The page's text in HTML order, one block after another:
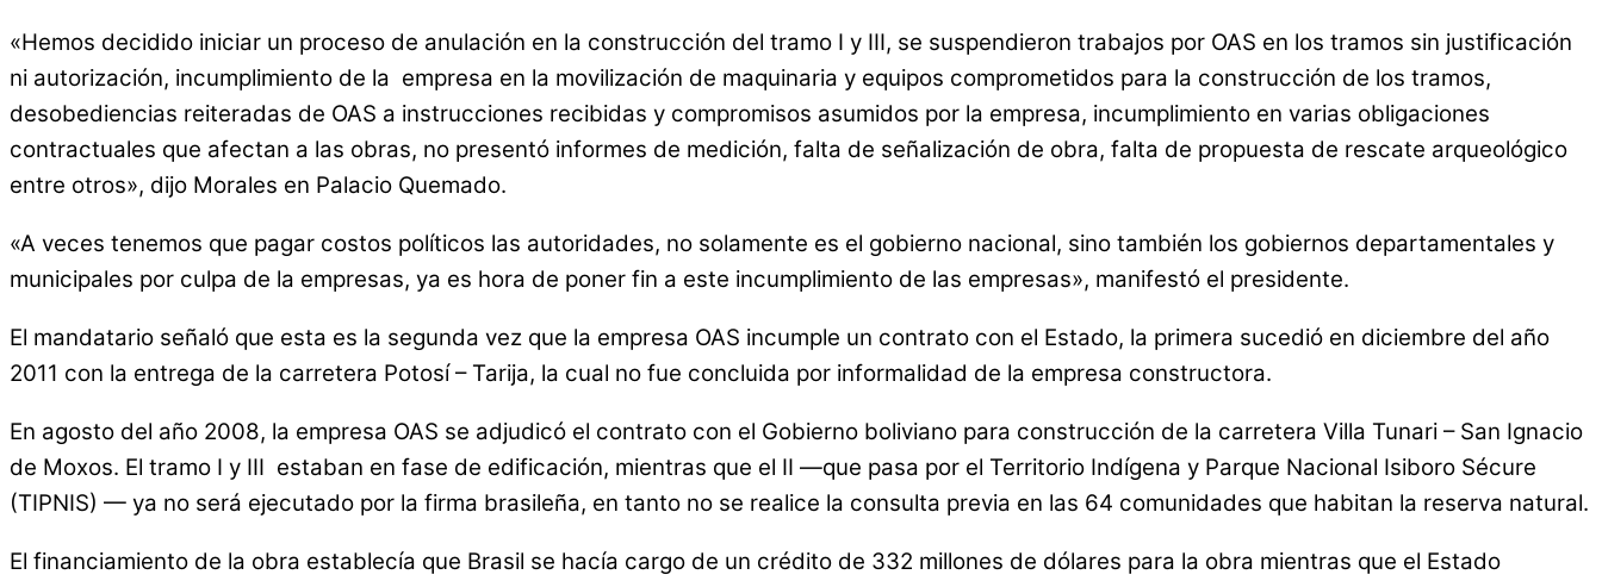
«Hemos decidido iniciar un proceso de anulación en la construcción del tramo I y III, se suspendieron trabajos por OAS en los tramos sin justificación
ni autorización, incumplimiento de la empresa en la movilización de maquinaria y equipos comprometidos para la construcción de los tramos,
desobediencias reiteradas de OAS a instrucciones recibidas y compromisos asumidos por la empresa, incumplimiento en varias obligaciones
contractuales que afectan a las obras, no presentó informes de medición, falta de señalización de obra, falta de propuesta de rescate arqueológico
entre otros», dijo Morales en Palacio Quemado.
«A veces tenemos que pagar costos políticos las autoridades, no solamente es el gobierno nacional, sino también los gobiernos departamentales y
municipales por culpa de la empresas, ya es hora de poner fin a este incumplimiento de las empresas», manifestó el presidente.
El mandatario señaló que esta es la segunda vez que la empresa OAS incumple un contrato con el Estado, la primera sucedió en diciembre del año
2011 con la entrega de la carretera Potosí – Tarija, la cual no fue concluida por informalidad de la empresa constructora.
En agosto del año 2008, la empresa OAS se adjudicó el contrato con el Gobierno boliviano para construcción de la carretera Villa Tunari – San Ignacio
de Moxos. El tramo I y III estaban en fase de edificación, mientras que el II —que pasa por el Territorio Indígena y Parque Nacional Isiboro Sécure
(TIPNIS) — ya no será ejecutado por la firma brasileña, en tanto no se realice la consulta previa en las 64 comunidades que habitan la reserva natural.
El financiamiento de la obra establecía que Brasil se hacía cargo de un crédito de 332 millones de dólares para la obra mientras que el Estado